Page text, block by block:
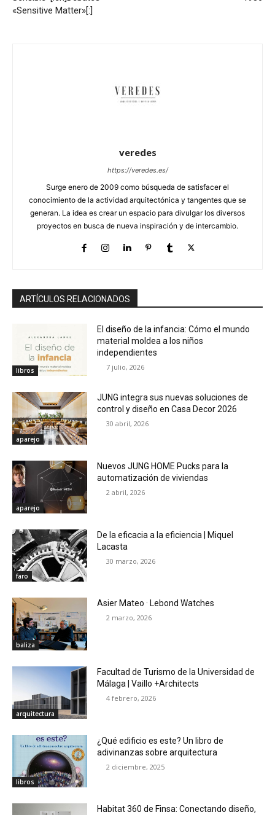
«Sensitive Matter»[:]
veredes
https://veredes.es/
Surge enero de 2009 como búsqueda de satisfacer el
conocimiento de la actividad arquitectónica y tangentes que se
generan. La idea es crear un espacio para divulgar los diversos
proyectos en busca de nueva inspiración y de intercambio.
ARTÍCULOS RELACIONADOS
libros
El diseño de la infancia: Cómo el mundo
material moldea a los niños
independientes
7 julio, 2026
aparejo
JUNG integra sus nuevas soluciones de
control y diseño en Casa Decor 2026
30 abril, 2026
aparejo
Nuevos JUNG HOME Pucks para la
automatización de viviendas
2 abril, 2026
faro
De la eficacia a la eficiencia | Miquel
Lacasta
30 marzo, 2026
baliza
Asier Mateo · Lebond Watches
2 marzo, 2026
arquitectura
Facultad de Turismo de la Universidad de
Málaga | Vaillo +Architects
4 febrero, 2026
libros
¿Qué edificio es este? Un libro de
adivinanzas sobre arquitectura
2 diciembre, 2025
Habitat 360 de Finsa: Conectando diseño,